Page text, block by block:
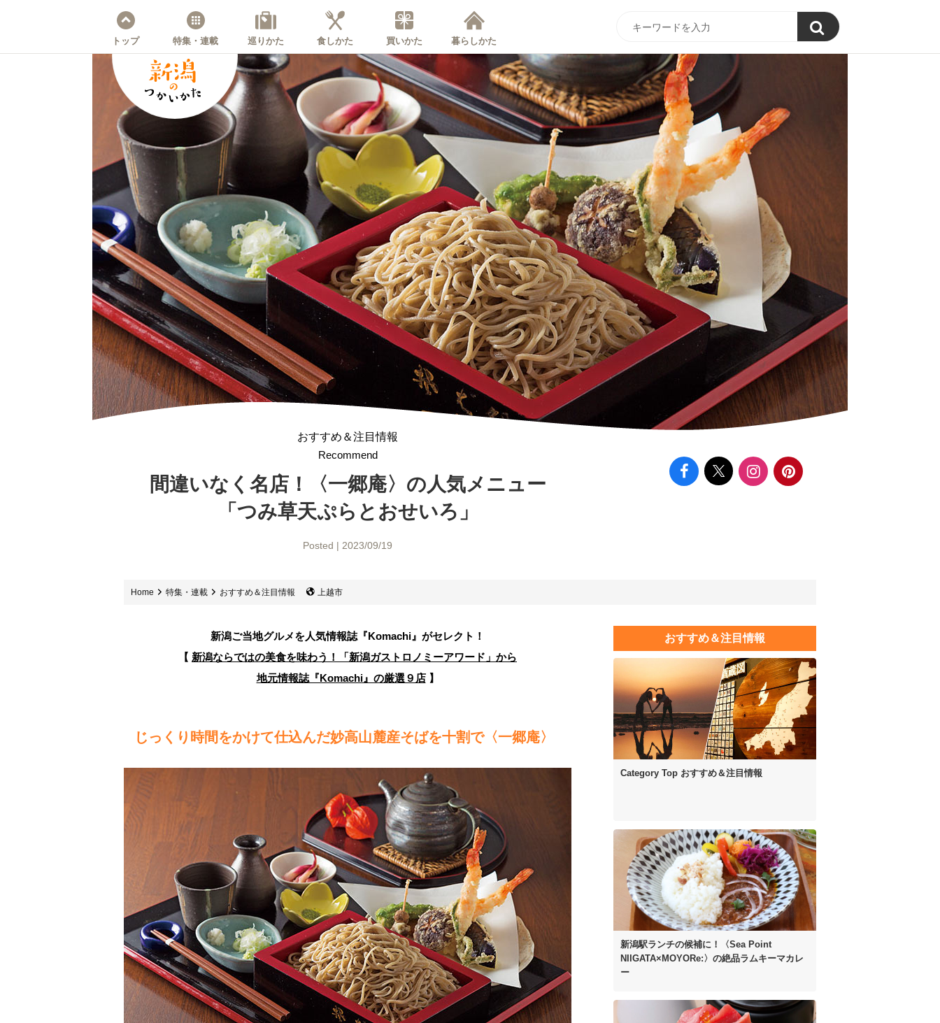
トップ 特集・連載 巡りかた 食しかた 買いかた 暮らしかた
おすすめ＆注目情報
Recommend
間違いなく名店！
〈一郷庵〉の人気メニュー
「つみ草天ぷらとおせいろ」
Posted | 2023/09/19
Home 特集・連載 おすすめ＆注目情報 上越市
新潟ご当地グルメを人気情報誌 『Komachi』がセレクト！
【 新潟ならではの美食を味わう！「新潟ガストロノミーアワード」から
地元情報誌『Komachi』の厳選９店】
じっくり時間をかけて仕込んだ妙高山麓産そばを十割で〈一郷庵〉
おすすめ＆注目情報
Category Top おすすめ＆注目情報
新潟駅ランチの候補に！
〈Sea Point
NIIGATA×MOYORe:〉の絶品ラムキーマカレ
ー